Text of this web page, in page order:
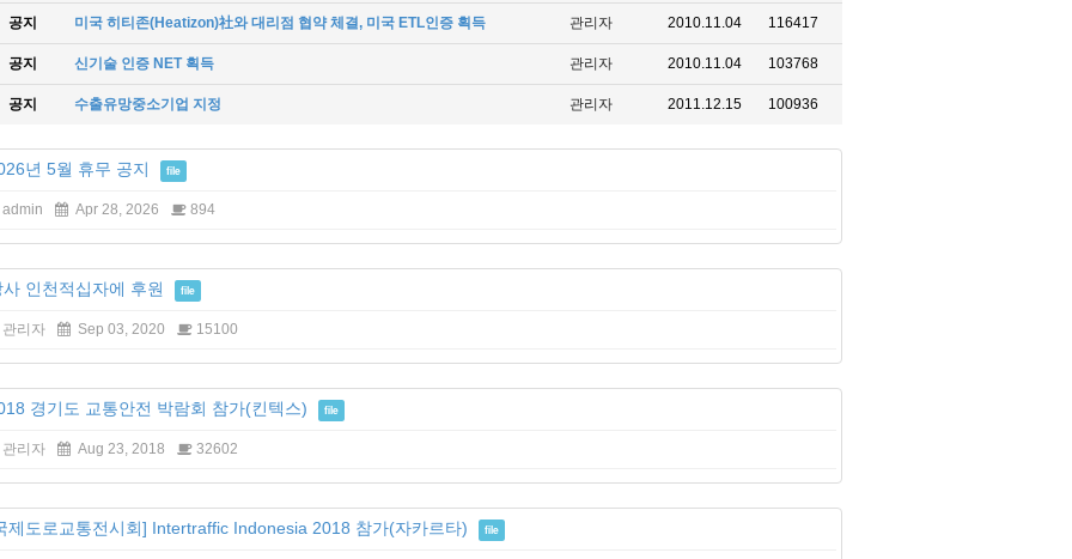
공지 미국 히티존(Heatizon)社와 대리점 협약 체결, 미국 ETL인증 획득 관리자 2010.11.04 116417
공지 신기술 인증 NET 획득 관리자 2010.11.04 103768
공지 수출유망중소기업 지정 관리자 2011.12.15 100936
년 5월 휴무 공지 file
admin Apr 28, 2026 894
사 인천적십자에 후원 file
관리자 Sep 03, 2020 15100
경기도 교통안전 박람회 참가(킨텍스) file
관리자 Aug 23, 2018 32602
제도로교통전시회] Intertraffic Indonesia 2018 참가(자카르타) file